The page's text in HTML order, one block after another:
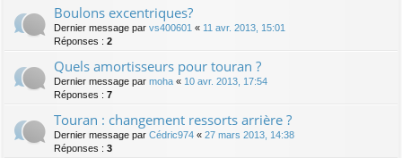
Boulons excentriques?
Dernier message par vs400601 « 11 avr. 2013, 15:01
Réponses : 2
Quels amortisseurs pour touran ?
Dernier message par moha « 10 avr. 2013, 17:54
Réponses : 7
Touran : changement ressorts arrière ?
Dernier message par Cédric974 « 27 mars 2013, 14:38
Réponses : 3